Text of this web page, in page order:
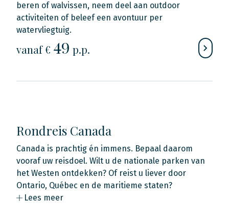
beren of walvissen, neem deel aan outdoor
activiteiten of beleef een avontuur per
watervliegtuig.
vanaf € 49 p.p.
Rondreis Canada
Canada is prachtig én immens. Bepaal daarom
vooraf uw reisdoel. Wilt u de nationale parken van
het Westen ontdekken? Of reist u liever door
Ontario, Québec en de maritieme staten?
Lees meer